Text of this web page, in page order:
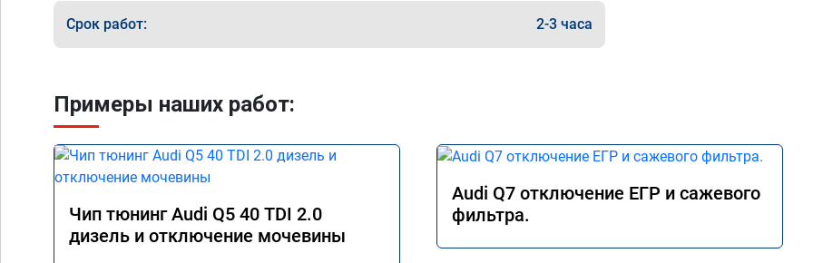
Срок работ: 2-3 часа
Примеры наших работ:
Чип тюнинг Audi Q5 40 TDI 2.0
дизель и отключение мочевины
Audi Q7 отключение ЕГР и сажевого
фильтра.